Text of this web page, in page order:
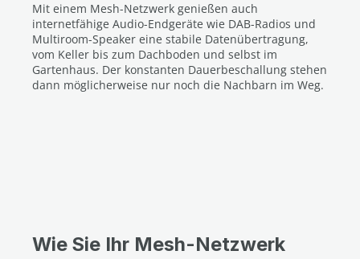
Mit einem Mesh-Netzwerk genießen auch
internetfähige Audio-Endgeräte wie DAB-Radios und
Multiroom-Speaker eine stabile Datenübertragung,
vom Keller bis zum Dachboden und selbst im
Gartenhaus. Der konstanten Dauerbeschallung stehen
dann möglicherweise nur noch die Nachbarn im Weg.
Wie Sie Ihr Mesh-Netzwerk